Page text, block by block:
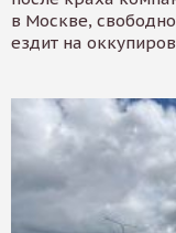
в Москве,
ездит на